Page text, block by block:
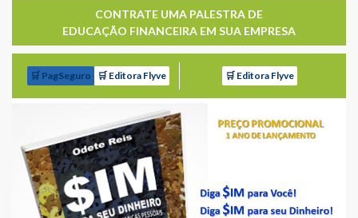
CONTRATE UMA PALESTRA DE
EDUCAÇÃO FINANCEIRA EM SUA EMPRESA
🛒 PagSeguro 🛒 Editora Flyve 🛒 Editora Flyve